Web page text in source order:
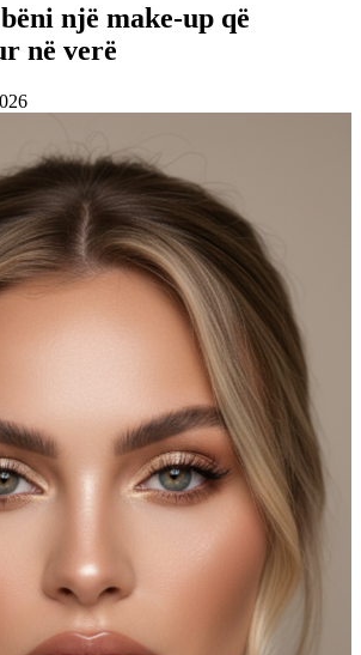
një make-up që
në verë